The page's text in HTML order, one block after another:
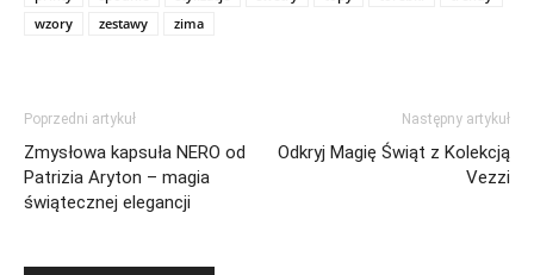
wzory
zestawy zima
Poprzedni artykuł
Zmysłowa kapsuła NERO od
Patrizia Aryton – magia
świątecznej elegancji
Następny artykuł
Odkryj Magię Świąt z Kolekcją
Vezzi